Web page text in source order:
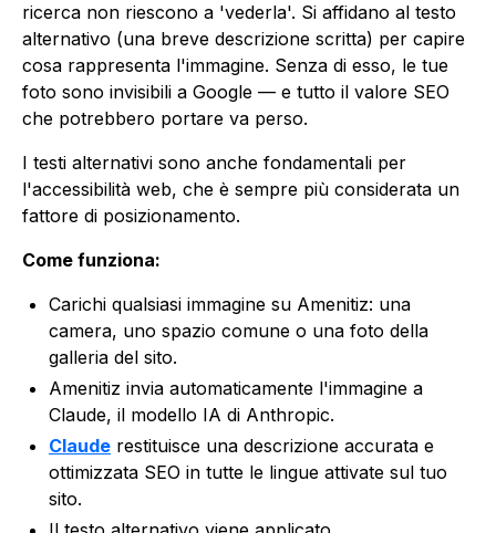
ricerca non riescono a 'vederla'. Si affidano al testo
alternativo (una breve descrizione scritta) per capire
cosa rappresenta l'immagine. Senza di esso, le tue
foto sono invisibili a Google — e tutto il valore SEO
che potrebbero portare va perso.
I testi alternativi sono anche fondamentali per
l'accessibilità web, che è sempre più considerata un
fattore di posizionamento.
Come funziona:
Carichi qualsiasi immagine su Amenitiz: una
camera, uno spazio comune o una foto della
galleria del sito.
Amenitiz invia automaticamente l'immagine a
Claude, il modello IA di Anthropic.
Claude restituisce una descrizione accurata e
ottimizzata SEO in tutte le lingue attivate sul tuo
sito.